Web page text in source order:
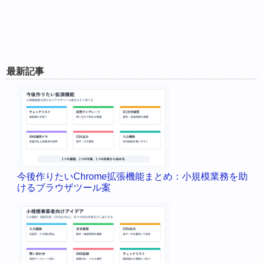
最新記事
今後作りたいChrome拡張機能まとめ：小規模業務を助
けるブラウザツール案